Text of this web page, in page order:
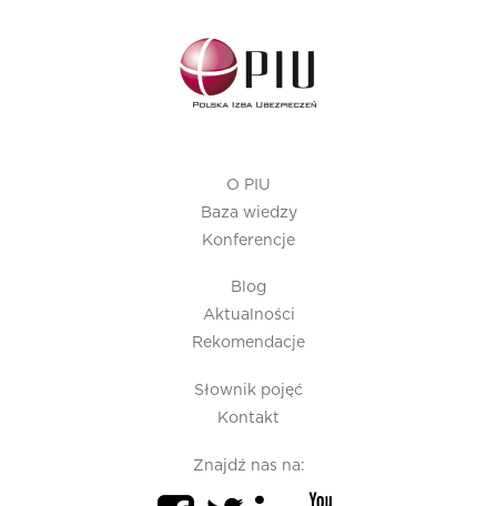
O PIU
Baza wiedzy
Konferencje
Blog
Aktualności
Rekomendacje
Słownik pojęć
Kontakt
Znajdź nas na: